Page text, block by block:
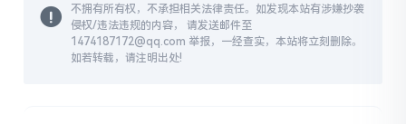
不拥有所有权，不承担相关法律责任。如发现本站有涉嫌抄袭
侵权/违法违规的内容， 请发送邮件至
1474187172@qq.com 举报，一经查实，本站将立刻删除。
如若转载，请注明出处!